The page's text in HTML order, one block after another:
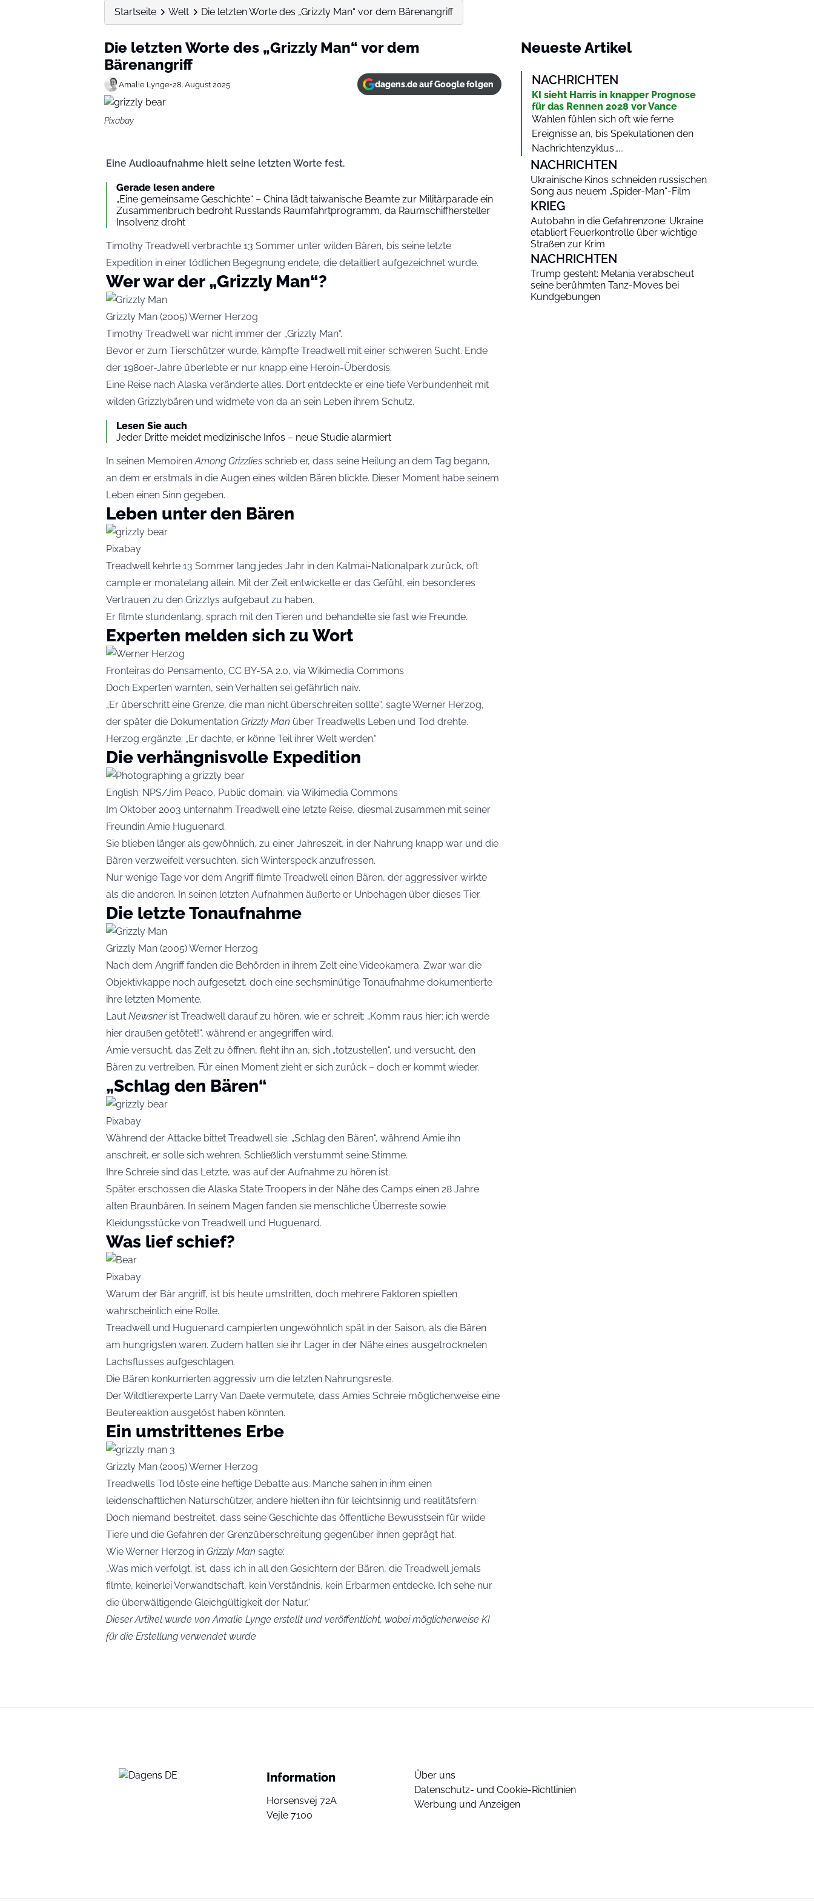
Startseite Welt Die letzten Worte des „Grizzly Man“ vor dem Bärenangriff
Die letzten Worte des „Grizzly Man“ vor dem
Bärenangriff
Amalie Lynge•28. August 2025 dagens.de auf Google folgen
Pixabay
Eine Audioaufnahme hielt seine letzten Worte fest.
Gerade lesen andere
„Eine gemeinsame Geschichte“ – China lädt taiwanische Beamte zur Militärparade ein
Zusammenbruch bedroht Russlands Raumfahrtprogramm, da Raumschiffhersteller
Insolvenz droht
Timothy Treadwell verbrachte 13 Sommer unter wilden Bären, bis seine letzte
Expedition in einer tödlichen Begegnung endete, die detailliert aufgezeichnet wurde.
Wer war der „Grizzly Man“?
Grizzly Man (2005) Werner Herzog
Timothy Treadwell war nicht immer der „Grizzly Man“.
Bevor er zum Tierschützer wurde, kämpfte Treadwell mit einer schweren Sucht. Ende
der 1980er-Jahre überlebte er nur knapp eine Heroin-Überdosis.
Eine Reise nach Alaska veränderte alles. Dort entdeckte er eine tiefe Verbundenheit mit
wilden Grizzlybären und widmete von da an sein Leben ihrem Schutz.
Lesen Sie auch
Jeder Dritte meidet medizinische Infos – neue Studie alarmiert
In seinen MemoirenAmong Grizzlies schrieb er, dass seine Heilung an dem Tag begann,
an dem er erstmals in die Augen eines wilden Bären blickte. Dieser Moment habe seinem
Leben einen Sinn gegeben.
Leben unter den Bären
Pixabay
Treadwell kehrte 13 Sommer lang jedes Jahr in den Katmai-Nationalpark zurück, oft
campte er monatelang allein. Mit der Zeit entwickelte er das Gefühl, ein besonderes
Vertrauen zu den Grizzlys aufgebaut zu haben.
Er filmte stundenlang, sprach mit den Tieren und behandelte sie fast wie Freunde.
Experten melden sich zu Wort
Fronteiras do Pensamento, CC BY-SA 2.0, via Wikimedia Commons
Doch Experten warnten, sein Verhalten sei gefährlich naiv.
„Er überschritt eine Grenze, die man nicht überschreiten sollte“, sagte Werner Herzog,
der später die Dokumentation Grizzly Man über Treadwells Leben und Tod drehte.
Herzog ergänzte: „Er dachte, er könne Teil ihrer Welt werden.“
Die verhängnisvolle Expedition
English: NPS/Jim Peaco, Public domain, via Wikimedia Commons
Im Oktober 2003 unternahm Treadwell eine letzte Reise, diesmal zusammen mit seiner
Freundin Amie Huguenard.
Sie blieben länger als gewöhnlich, zu einer Jahreszeit, in der Nahrung knapp war und die
Bären verzweifelt versuchten, sich Winterspeck anzufressen.
Nur wenige Tage vor dem Angriff filmte Treadwell einen Bären, der aggressiver wirkte
als die anderen. In seinen letzten Aufnahmen äußerte er Unbehagen über dieses Tier.
Die letzte Tonaufnahme
Grizzly Man (2005) Werner Herzog
Nach dem Angriff fanden die Behörden in ihrem Zelt eine Videokamera. Zwar war die
Objektivkappe noch aufgesetzt, doch eine sechsminütige Tonaufnahme dokumentierte
ihre letzten Momente.
Laut Newsnerist Treadwell darauf zu hören, wie er schreit: „Komm raus hier; ich werde
hier draußen getötet!“, während er angegriffen wird.
Amie versucht, das Zelt zu öffnen, fleht ihn an, sich „totzustellen“, und versucht, den
Bären zu vertreiben. Für einen Moment zieht er sich zurück – doch er kommt wieder.
„Schlag den Bären“
Pixabay
Während der Attacke bittet Treadwell sie: „Schlag den Bären“, während Amie ihn
anschreit, er solle sich wehren. Schließlich verstummt seine Stimme.
Ihre Schreie sind das Letzte, was auf der Aufnahme zu hören ist.
Später erschossen die Alaska State Troopers in der Nähe des Camps einen 28 Jahre
alten Braunbären. In seinem Magen fanden sie menschliche Überreste sowie
Kleidungsstücke von Treadwell und Huguenard.
Was lief schief?
Pixabay
Warum der Bär angriff, ist bis heute umstritten, doch mehrere Faktoren spielten
wahrscheinlich eine Rolle.
Treadwell und Huguenard campierten ungewöhnlich spät in der Saison, als die Bären
am hungrigsten waren. Zudem hatten sie ihr Lager in der Nähe eines ausgetrockneten
Lachsflusses aufgeschlagen.
Die Bären konkurrierten aggressiv um die letzten Nahrungsreste.
Der Wildtierexperte Larry Van Daele vermutete, dass Amies Schreie möglicherweise eine
Beutereaktion ausgelöst haben könnten.
Ein umstrittenes Erbe
Grizzly Man (2005) Werner Herzog
Treadwells Tod löste eine heftige Debatte aus. Manche sahen in ihm einen
leidenschaftlichen Naturschützer, andere hielten ihn für leichtsinnig und realitätsfern.
Doch niemand bestreitet, dass seine Geschichte das öffentliche Bewusstsein für wilde
Tiere und die Gefahren der Grenzüberschreitung gegenüber ihnen geprägt hat.
Wie Werner Herzog in Grizzly Man sagte:
„Was mich verfolgt, ist, dass ich in all den Gesichtern der Bären, die Treadwell jemals
filmte, keinerlei Verwandtschaft, kein Verständnis, kein Erbarmen entdecke. Ich sehe nur
die überwältigende Gleichgültigkeit der Natur.“
Dieser Artikel wurde von Amalie Lynge erstellt und veröffentlicht, wobei möglicherweise KI
für die Erstellung verwendet wurde
Neueste Artikel
NACHRICHTEN
KI sieht Harris in knapper Prognose
für das Rennen 2028 vor Vance
Wahlen fühlen sich oft wie ferne
Ereignisse an, bis Spekulationen den
Nachrichtenzyklus…...
NACHRICHTEN
Ukrainische Kinos schneiden russischen
Song aus neuem „Spider-Man“-Film
KRIEG
Autobahn in die Gefahrenzone: Ukraine
etabliert Feuerkontrolle über wichtige
Straßen zur Krim
NACHRICHTEN
Trump gesteht: Melania verabscheut
seine berühmten Tanz-Moves bei
Kundgebungen
Information
Horsensvej 72A
Vejle 7100
Über uns
Datenschutz- und Cookie-Richtlinien
Werbung und Anzeigen